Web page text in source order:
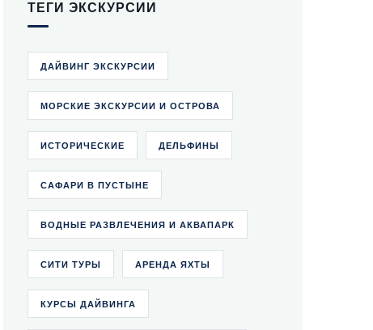
ТЕГИ ЭКСКУРСИИ
ДАЙВИНГ ЭКСКУРСИИ
МОРСКИЕ ЭКСКУРСИИ И ОСТРОВА
ИСТОРИЧЕСКИЕ ДЕЛЬФИНЫ
САФАРИ В ПУСТЫНЕ
ВОДНЫЕ РАЗВЛЕЧЕНИЯ И АКВАПАРК
СИТИ ТУРЫ АРЕНДА ЯХТЫ
КУРСЫ ДАЙВИНГА